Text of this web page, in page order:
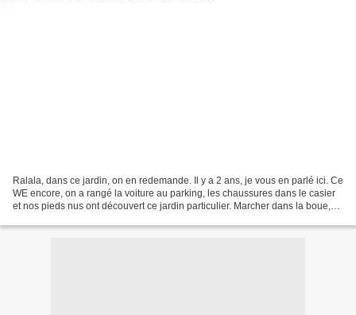
Ralala, dans ce jardin, on en redemande. Il y a 2 ans, je vous en parlé ici. Ce
WE encore, on a rangé la voiture au parking, les chaussures dans le casier
et nos pieds nus ont découvert ce jardin particulier. Marcher dans la boue,